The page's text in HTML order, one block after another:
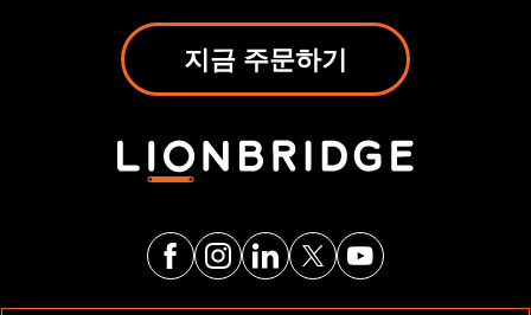
지금 주문하기